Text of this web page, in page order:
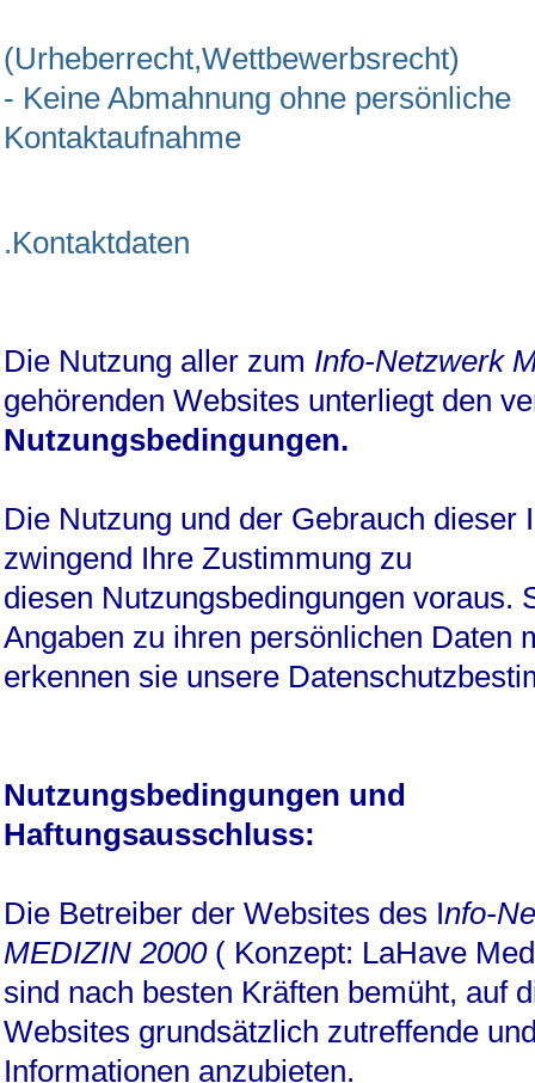
(Urheberrecht,Wettbewerbsrecht)
- Keine Abmahnung ohne persönliche
Kontaktaufnahme
.Kontaktdaten
Die Nutzung aller zum Info-Netzwerk
gehörenden Websites unterliegt den
Nutzungsbedingungen.
Die Nutzung und der Gebrauch dieser
zwingend Ihre Zustimmung zu
diesen Nutzungsbedingungen voraus.
Angaben zu ihren persönlichen Daten
erkennen sie unsere
Nutzungsbedingungen und
Haftungsausschluss:
Die Betreiber der Websites des Info-
MEDIZIN 2000( Konzept: LaHave
sind nach besten Kräften bemüht, auf
Websites grundsätzlich zutreffende
Informationen anzubieten.